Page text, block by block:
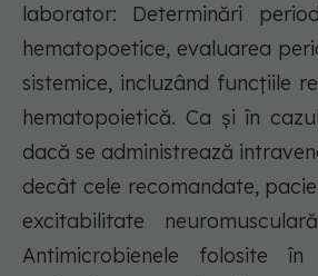
laborator: Determinări
hematopoetice, evaluarea
sistemice, incluzând funcţiile
hematopoietică. Ca şi în
dacă se administrează
decât cele recomandate,
excitabilitate
Antimicrobienele folosite